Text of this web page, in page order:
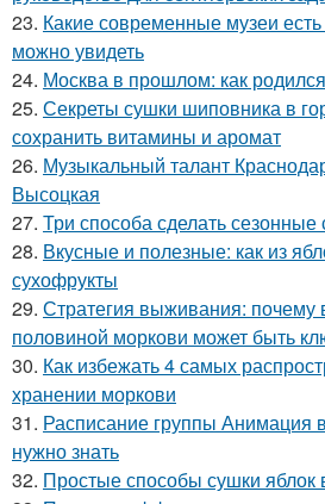
23. Какие современные музеи
можно увидеть
24. Москва в прошлом: как
25. Секреты сушки шиповника в
сохранить витамины и аромат
26. Музыкальный талант
Высоцкая
27. Три способа сделать
28. Вкусные и полезные: как из
сухофрукты
29. Стратегия выживания:
половиной моркови может быть
30. Как избежать 4 самых
хранении моркови
31. Расписание группы Анимация
нужно знать
32. Простые способы сушки